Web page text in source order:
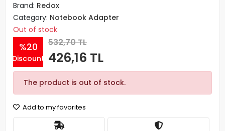
Brand: Redox
Category: Notebook Adapter
Out of stock
%20
Discount
532,70 TL
426,16 TL
The product is out of stock.
Add to my favorites